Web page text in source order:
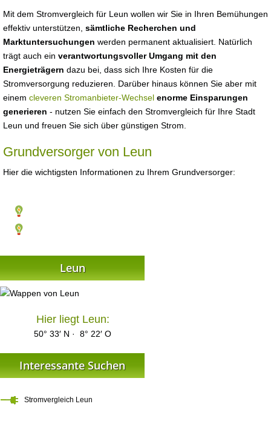
Mit dem Stromvergleich für Leun wollen wir Sie in Ihren Bemühungen
effektiv unterstützen, sämtliche Recherchen und
Marktuntersuchungen werden permanent aktualisiert. Natürlich
trägt auch ein verantwortungsvoller Umgang mit den
Energieträgern dazu bei, dass sich Ihre Kosten für die
Stromversorgung reduzieren. Darüber hinaus können Sie aber mit
einem cleveren Stromanbieter-Wechsel enorme Einsparungen
generieren - nutzen Sie einfach den Stromvergleich für Ihre Stadt
Leun und freuen Sie sich über günstigen Strom.
Grundversorger von Leun
Hier die wichtigsten Informationen zu Ihrem Grundversorger:
Leun
Hier liegt Leun:
50° 33′ N · 8° 22′ O
Interessante Suchen
Stromvergleich Leun